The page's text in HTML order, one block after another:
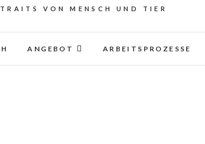
VON MENSCH UND TIER
ANGEBOT ARBEITSPROZESSE